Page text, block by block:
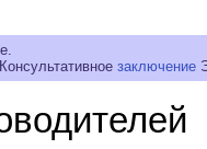
заключение